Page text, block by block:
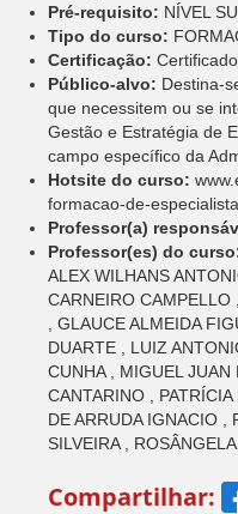
Pré-requisito: NÍVEL
Tipo do curso:
Certificação: Certificado.
Público-alvo: Destina-
que necessitem ou se
Gestão e Estratégia de
campo específico da
Hotsite do curso:
formacao-de-
Professor(a)
Professor(es) do
ALEX WILHANS
CARNEIRO
, GLAUCE ALMEIDA
DUARTE , LUIZ
CUNHA , MIGUEL
CANTARINO ,
DE ARRUDA IGNACIO ,
SILVEIRA ,
Compartilhar: